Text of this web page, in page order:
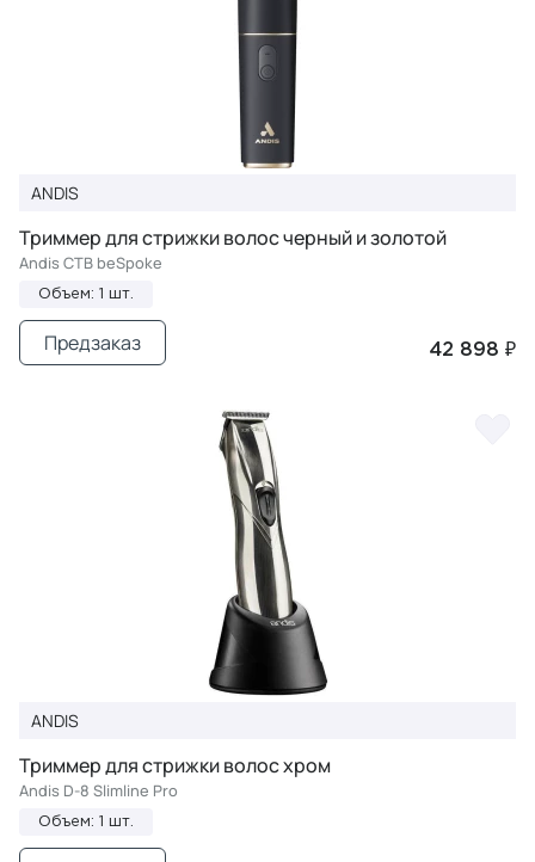
ANDIS
Триммер для стрижки волос черный и золотой
Andis CTB beSpoke
Объем: 1 шт.
42 898 ₽
Предзаказ
ANDIS
Триммер для стрижки волос хром
Andis D-8 Slimline Pro
Объем: 1 шт.